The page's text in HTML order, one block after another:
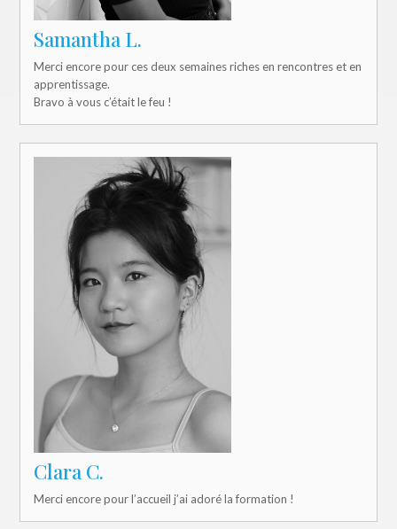
Samantha L.
Merci encore pour ces deux semaines riches en rencontres et en
apprentissage.
Bravo à vous c’était le feu !
Clara C.
Merci encore pour l’accueil j’ai adoré la formation !